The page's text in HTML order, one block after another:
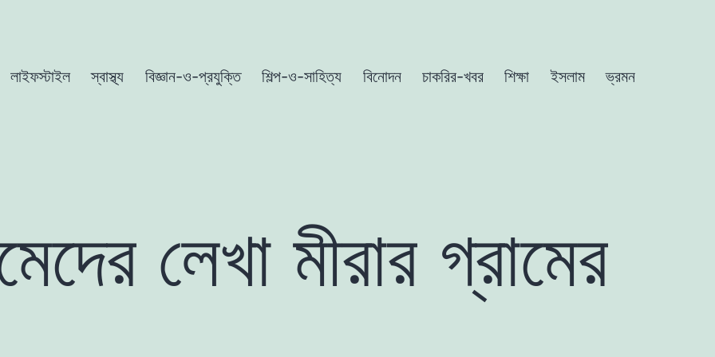
লাইফস্টাইল স্বাস্থ্য বিজ্ঞান-ও-প্রযুক্তি শিল্প-ও-সাহিত্য বিনোদন চাকরির-খবর শিক্ষা ইসলাম ভ্রমন
লেখা মীরার গ্রামের